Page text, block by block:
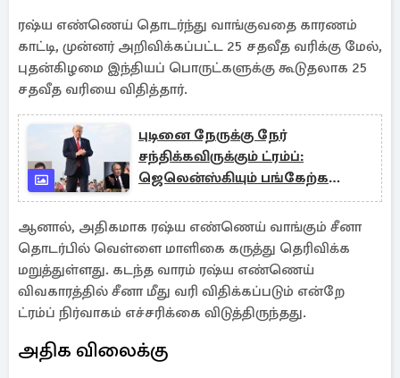
ரஷ்ய எண்ணெய் தொடர்ந்து வாங்குவதை காரணம்
காட்டி, முன்னர் அறிவிக்கப்பட்ட 25 சதவீத வரிக்கு மேல்,
புதன்கிழமை இந்தியப் பொருட்களுக்கு கூடுதலாக 25
சதவீத வரியை விதித்தார்.
புடினை நேருக்கு நேர்
சந்திக்கவிருக்கும் ட்ரம்ப்:
ஜெலென்ஸ்கியும் பங்கேற்க
வாய்ப்பு
ஆனால், அதிகமாக ரஷ்ய எண்ணெய் வாங்கும் சீனா
தொடர்பில் வெள்ளை மாளிகை கருத்து தெரிவிக்க
மறுத்துள்ளது. கடந்த வாரம் ரஷ்ய எண்ணெய்
விவகாரத்தில் சீனா மீது வரி விதிக்கப்படும் என்றே
ட்ரம்ப் நிர்வாகம் எச்சரிக்கை விடுத்திருந்தது.
அதிக விலைக்கு